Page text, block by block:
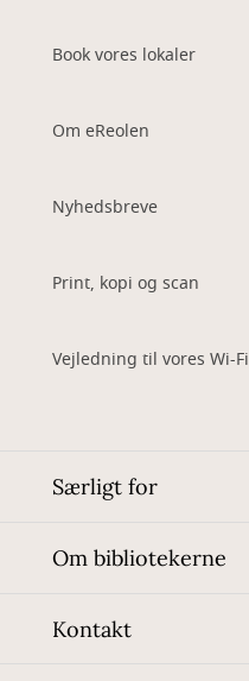
Book vores lokaler
Om eReolen
Nyhedsbreve
Print, kopi og scan
Vejledning til vores Wi-Fi
Særligt for
Om bibliotekerne
Kontakt